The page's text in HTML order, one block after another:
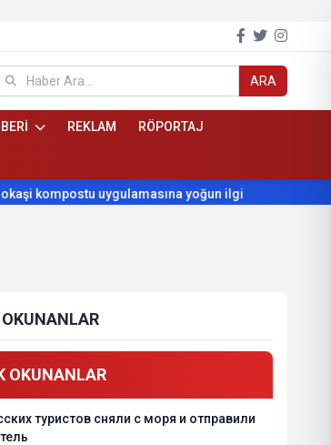
ARA
REKLAM RÖPORTAJ
uygulamasına yoğun ilgi Beydağ’ın
OKUNANLAR
туристов сняли с моря и отправили